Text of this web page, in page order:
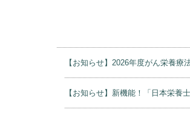
【お知らせ】2026年度がん栄養療
【お知らせ】新機能！「日本栄養